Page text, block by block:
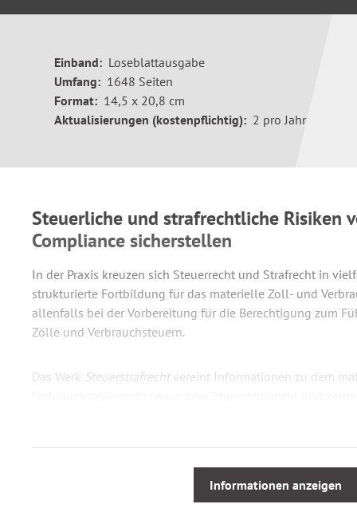
Einband: Loseblattausgabe
Umfang: 1648 Seiten
Format: 14,5 x 20,8 cm
Aktualisierungen (kostenpflichtig): 2 pro Jahr
Steuerliche und strafrechtliche Risiken
Compliance sicherstellen
In der Praxis kreuzen sich Steuerrecht und Strafrecht in
strukturierte Fortbildung für das materielle Zoll- und
allenfalls bei der Vorbereitung für die Berechtigung zum
Zölle und Verbrauchsteuern.
Das Werk Steuerstrafrechtvereint Informationen zu dem
Rechtsgebiete wechselseitig zu erschließen.Informationen anzeigen